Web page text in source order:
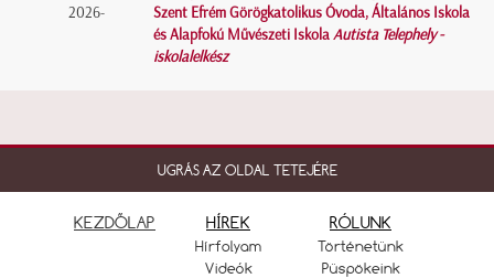
2026-
Szent Efrém Görögkatolikus Óvoda, Általános Iskola
és Alapfokú Művészeti IskolaAutista Telephely -
iskolalelkész
UGRÁS AZ OLDAL TETEJÉRE
KEZDŐLAP HÍREK
Hírfolyam
Videók
RÓLUNK
Történetünk
Püspökeink